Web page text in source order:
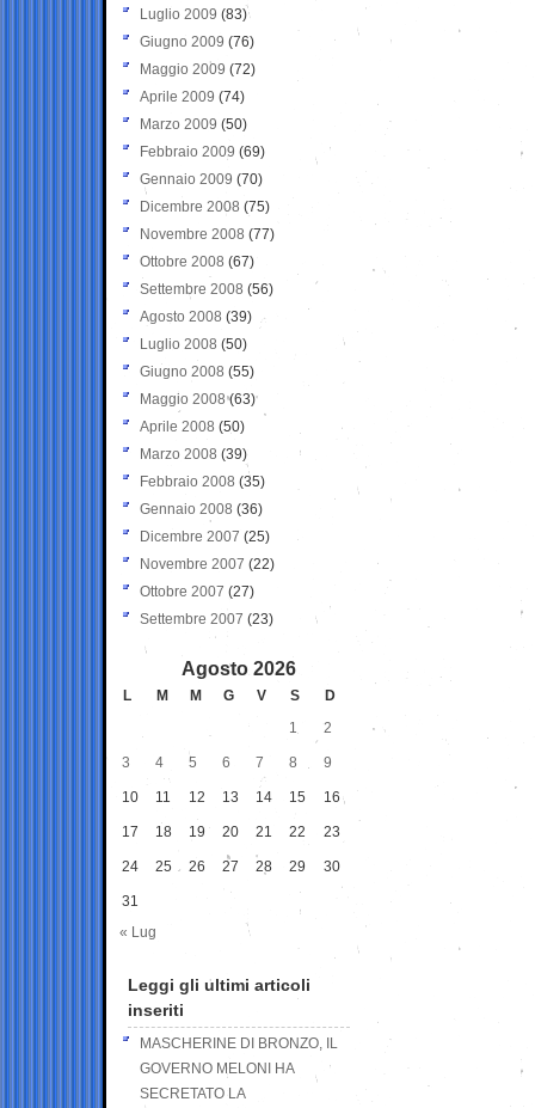
Luglio 2009 (83)
Giugno 2009 (76)
Maggio 2009 (72)
Aprile 2009 (74)
Marzo 2009 (50)
Febbraio 2009 (69)
Gennaio 2009 (70)
Dicembre 2008 (75)
Novembre 2008 (77)
Ottobre 2008 (67)
Settembre 2008 (56)
Agosto 2008 (39)
Luglio 2008 (50)
Giugno 2008 (55)
Maggio 2008(63)
Aprile 2008 (50)
Marzo 2008 (39)
Febbraio 2008 (35)
Gennaio 2008 (36)
Dicembre 2007 (25)
Novembre 2007 (22)
Ottobre 2007 (27)
Settembre 2007 (23)
Agosto 2026
L M M G V S
D
1
2
3 4 5 6 7 8 9
10 11 12 13 14 15 16
17 18 19 20 21 22 23
24 25 26 27 28 29 30
31
« Lug
Leggi gli ultimi articoli
inseriti
MASCHERINE DI BRONZO, IL
GOVERNO MELONI HA
SECRETATO LA